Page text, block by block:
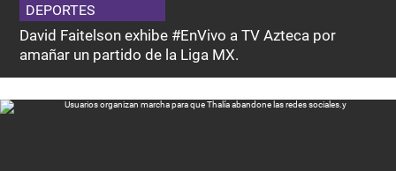
DEPORTES
David Faitelson exhibe #EnVivo a TV Azteca por
amañar un partido de la Liga MX.